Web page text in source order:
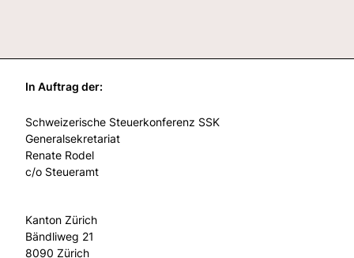
In Auftrag der:
Schweizerische Steuerkonferenz SSK
Generalsekretariat
Renate Rodel
c/o Steueramt
Kanton Zürich
Bändliweg 21
8090 Zürich